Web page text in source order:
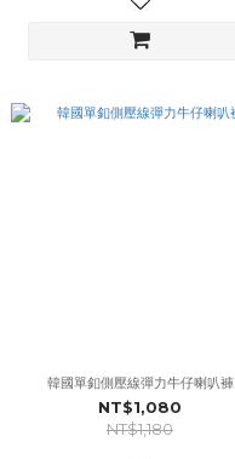
韓國單釦側壓線彈力牛仔喇叭褲
NT$1,080
NT$1,180